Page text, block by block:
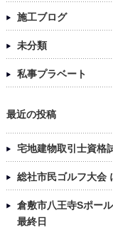
施工ブログ
未分類
私事プラベート
最近の投稿
宅地建物取引士資格
総社市民ゴルフ大会
倉敷市八王寺Sポー
最終日